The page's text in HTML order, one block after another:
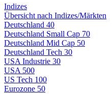
Indizes
Übersicht nach Indizes/Märkten
Deutschland 40
Deutschland Small Cap 70
Deutschland Mid Cap 50
Deutschland Tech 30
USA Industrie 30
USA 500
US Tech 100
Eurozone 50